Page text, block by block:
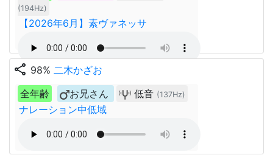
(194Hz)
【2026年6月】素ヴァネッサ
share 98% 二木かざお
全年齢
お兄さん 低音 (137Hz)
ナレーション中低域